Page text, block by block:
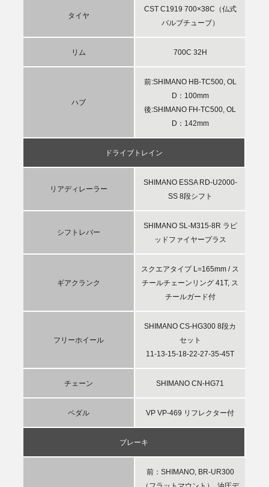
タイヤ
CST C1919 700×38C（仏式
バルブチューブ）
リム 700C 32H
ハブ
前:SHIMANO HB-TC500, OL
D：100mm
後:SHIMANO FH-TC500, OL
D：142mm
ドライブトレイン
リアディレーラー
SHIMANO ESSA RD-U2000-
SS 8段シフト
シフトレバー
SHIMANO SL-M315-8R ラピ
ッドファイヤープラス
ギアクランク
スクエアタイプ L=165mm / ス
チールチェーンリング 41T, ス
チールガード付
フリーホイール
SHIMANO CS-HG300 8段カ
セット
11-13-15-18-22-27-35-45T
チェーン SHIMANO CN-HG71
ペダル VP VP-469 リフレクター付
ブレーキ
前：SHIMANO, BR-UR300